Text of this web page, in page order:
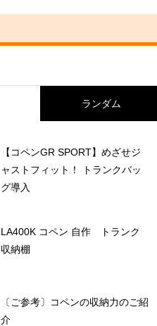
ランダム
【コペンGR SPORT】めざせジ
ャストフィット！ トランクバッ
グ導入
LA400K コペン 自作 トランク
収納棚
〔ご参考〕コペンの収納力のご紹
介